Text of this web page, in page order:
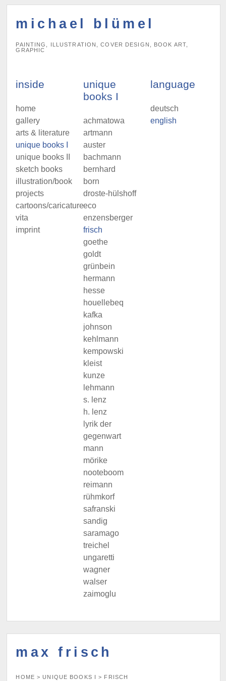
michael blümel
PAINTING, ILLUSTRATION, COVER DESIGN, BOOK ART,
GRAPHIC
inside
home
gallery
arts & literature
unique books I
unique books II
sketch books
illustration/book
projects
cartoons/caricatures
vita
imprint
unique
books I
achmatowa
artmann
auster
bachmann
bernhard
born
droste-hülshoff
eco
enzensberger
frisch
goethe
goldt
grünbein
hermann
hesse
houellebeq
kafka
johnson
kehlmann
kempowski
kleist
kunze
lehmann
s. lenz
h. lenz
lyrik der
gegenwart
mann
mörike
nooteboom
reimann
rühmkorf
safranski
sandig
saramago
treichel
ungaretti
wagner
walser
zaimoglu
language
deutsch
english
max frisch
HOME >UNIQUE BOOKS I > FRISCH